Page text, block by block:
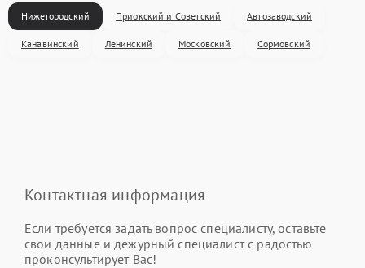
Нижегородский Приокский и Советский Автозаводский
Канавинский Ленинский Московский Сормовский
Контактная информация
Если требуется задать вопрос специалисту, оставьте
свои данные и дежурный специалист с радостью
проконсультирует Вас!